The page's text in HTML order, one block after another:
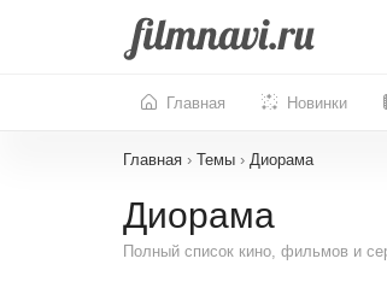
Главная Новинки
Главная › Темы › Диорама
Диорама
Полный список кино, фильмов и